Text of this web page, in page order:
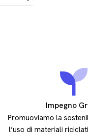
Impegno
Promuoviamo la
l’uso di materiali